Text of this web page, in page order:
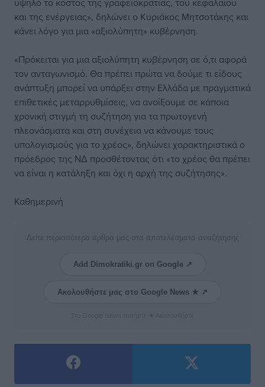
και της ενέργειας», δηλώνει o Κυριάκος Μητσοτάκης και
κάνει λόγο για μια «αξιολύπητη» κυβέρνηση.
«Πρόκειται για μια αξιολύπητη κυβέρνηση σε ό,τι αφορά
τον ανταγωνισμό. Θα πρέπει πρώτα να δούμε τι είδους
ανάπτυξη μπορεί να υπάρξει στην Ελλάδα με πραγματικά
επιθετικές μεταρρυθμίσεις, να ανοίξουμε σε κάποια
χρονική στιγμή τη συζήτηση για τα πρωτογενή
πλεονάσματα και στη συνέχεια να κάνουμε τους
υπολογισμούς για το χρέος», δηλώνει χαρακτηριστικά ο
πρόεδρος της ΝΔ προσθέτοντας ότι «το χρέος θα πρέπει
να είναι η κατάληξη και όχι η αρχή της συζήτησης».
Καθημερινή
Δείτε περισσότερα άρθρα μας στα αποτελέσματα αναζήτησης
Add Dimokratiki.gr on Google ↗
Ακολουθήστε μας στο Google News ★ ↗